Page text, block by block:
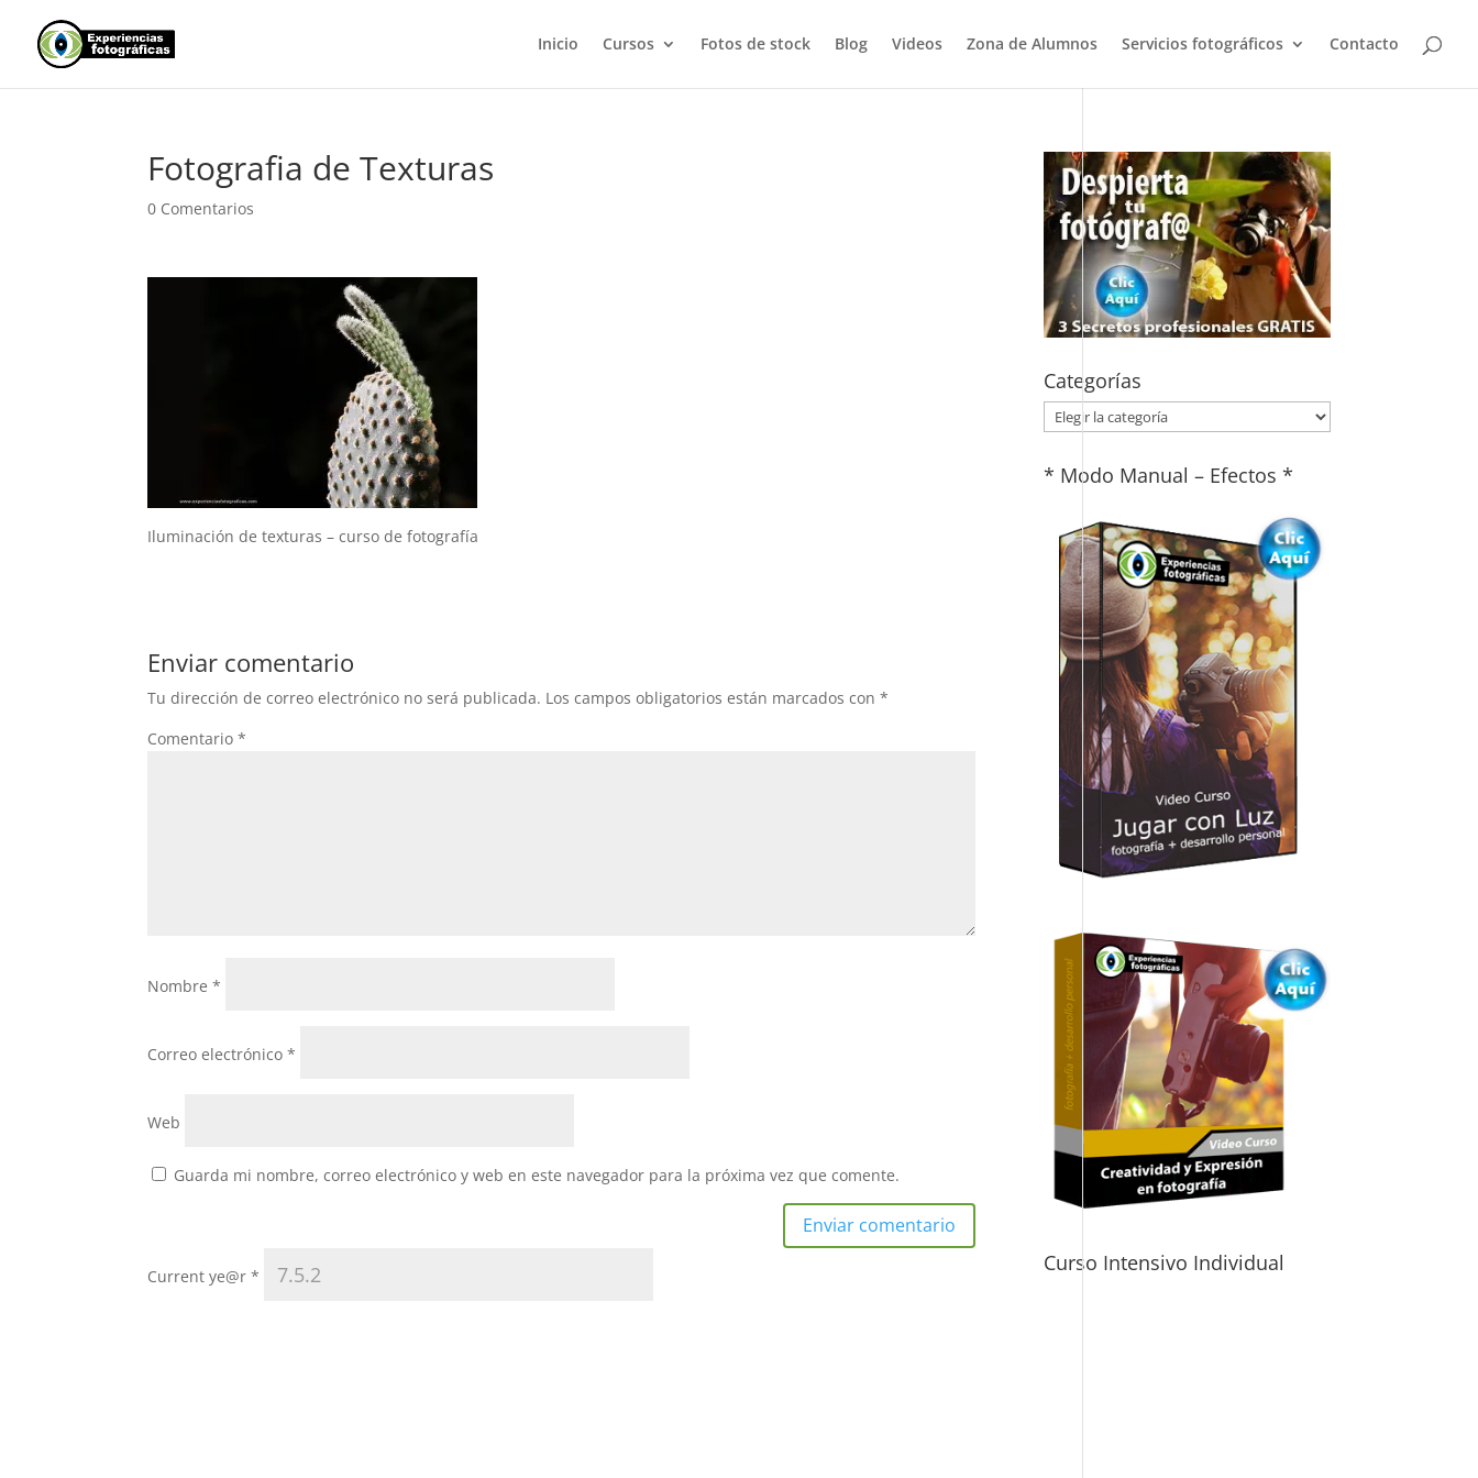
Inicio Cursos Fotos de stock Blog Videos Zona de Alumnos Servicios fotográficos Contacto
Fotografia de Texturas
0 Comentarios
Iluminación de texturas – curso de fotografía
Enviar comentario
Tu dirección de correo electrónico no será publicada. Los campos obligatorios están marcados con*
Comentario*
Nombre*
Correo electrónico*
Web
Guarda mi nombre, correo electrónico y web en este navegador para la próxima vez que comente.
Current ye@r*
Categorías
Categorías
* Modo Manual – Efectos *
Curso Intensivo Individual